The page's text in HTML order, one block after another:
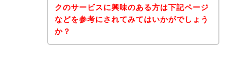
クのサービスに興味のある方は下記ページ
などを参考にされてみてはいかがでしょう
か？